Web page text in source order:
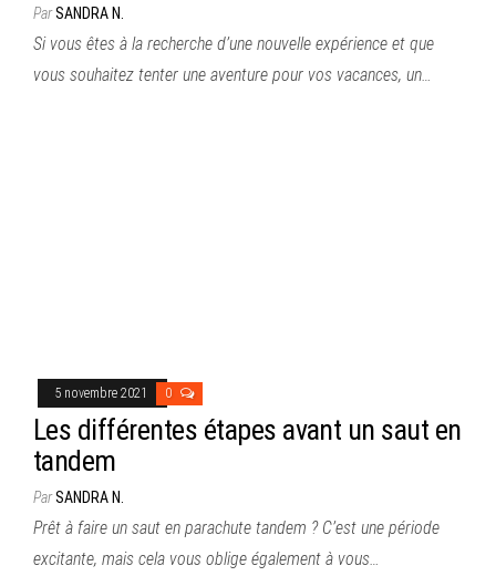
ParSANDRA N.
Si vous êtes à la recherche d’une nouvelle expérience et que
vous souhaitez tenter une aventure pour vos vacances, un…
5 novembre 2021 0
Les différentes étapes avant un saut en
tandem
ParSANDRA N.
Prêt à faire un saut en parachute tandem ? C’est une période
excitante, mais cela vous oblige également à vous…